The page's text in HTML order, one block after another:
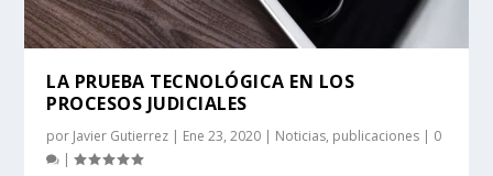
LA PRUEBA TECNOLÓGICA EN LOS
PROCESOS JUDICIALES
por Javier Gutierrez | Ene 23, 2020 | Noticias, publicaciones | 0
|